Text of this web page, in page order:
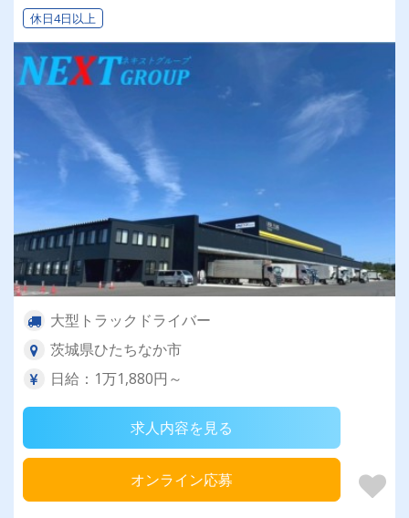
休日4日以上
大型トラックドライバー
茨城県ひたちなか市
日給：1万1,880円～
求人内容を見る
オンライン応募